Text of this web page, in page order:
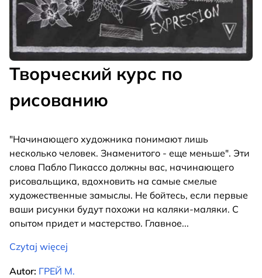
Творческий курс по
рисованию
"Начинающего художника понимают лишь
несколько человек. Знаменитого - еще меньше". Эти
слова Пабло Пикассо должны вас, начинающего
рисовальщика, вдохновить на самые смелые
художественные замыслы. Не бойтесь, если первые
ваши рисунки будут похожи на каляки-маляки. С
опытом придет и мастерство. Главное...
Czytaj więcej
Autor: ГРЕЙ М.